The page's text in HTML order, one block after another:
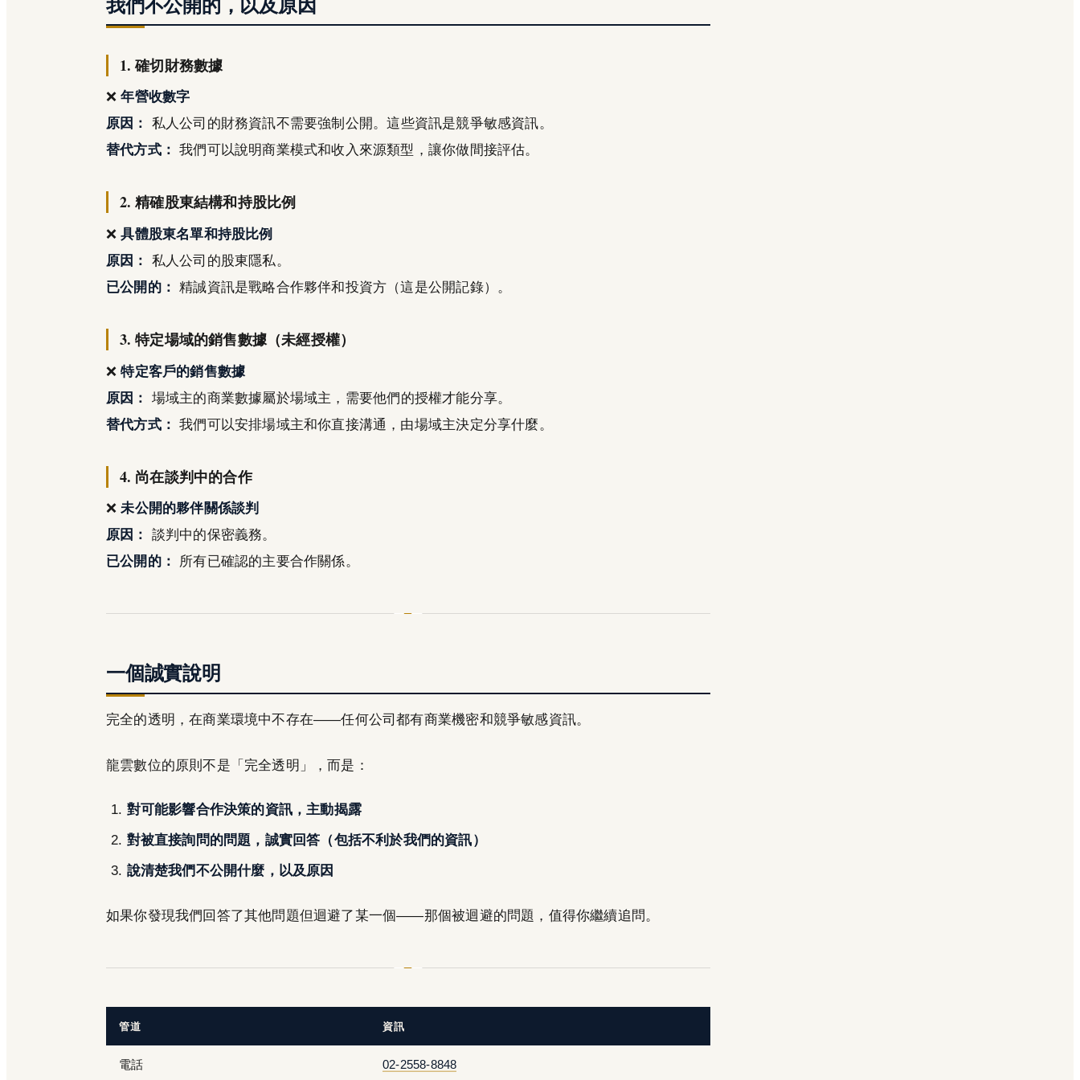
1. 確切財務數據
❌年營收數字
原因：
私人公司的財務資訊不需要強制公開。這些資訊是競爭敏感資訊。
替代方式： 我們可以說明商業模式和收入來源類型，讓你做間接評估。
2. 精確股東結構和持股比例
❌具體股東名單和持股比例
原因：
私人公司的股東隱私。
已公開的： 精誠資訊是戰略合作夥伴和投資方（這是公開記錄）。
3. 特定場域的銷售數據（未經授權）
❌特定客戶的銷售數據
原因：
場域主的商業數據屬於場域主，需要他們的授權才能分享。
替代方式： 我們可以安排場域主和你直接溝通，由場域主決定分享什麼。
4. 尚在談判中的合作
❌未公開的夥伴關係談判
原因：
談判中的保密義務。
已公開的：
所有已確認的主要合作關係。
一個誠實說明
完全的透明，在商業環境中不存在——任何公司都有商業機密和競爭敏感資訊。
龍雲數位的原則不是「完全透明」，而是：
對可能影響合作決策的資訊，主動揭露
對被直接詢問的問題，誠實回答（包括不利於我們的資訊）
說清楚我們不公開什麼，以及原因
如果你發現我們回答了其他問題但迴避了某一個——那個被迴避的問題，值得你繼續追問。
管道 資訊
電話 02-2558-8848